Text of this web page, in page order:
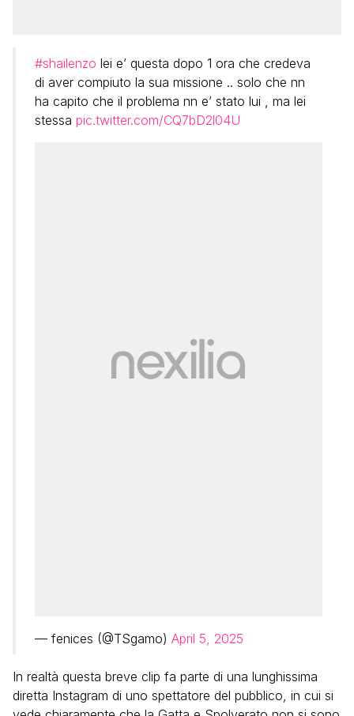
#shailenzo lei e’ questa dopo 1 ora che credeva
di aver compiuto la sua missione .. solo che nn
ha capito che il problema nn e’ stato lui , ma lei
stessa pic.twitter.com/CQ7bD2l04U
— fenices (@TSgamo) April 5, 2025
In realtà questa breve clip fa parte di una lunghissima
diretta Instagram di uno spettatore del pubblico, in cui si